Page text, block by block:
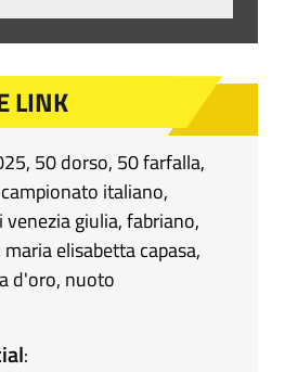
LINK
, 50 dorso, 50 farfalla,
campionato italiano,
venezia giulia,fabriano,
maria elisabetta capasa,
d'oro, nuoto
: